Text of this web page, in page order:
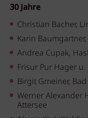
30 Jahre
Christian Bacher,
Karin
Andrea Cupak,
Frisur Pur Hager
Birgit Gmeiner,
Werner Alexander
Attersee